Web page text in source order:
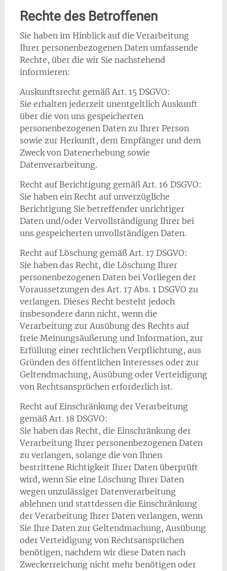
Rechte des Betroffenen
Sie haben im Hinblick auf die Verarbeitung
Ihrer personenbezogenen Daten umfassende
Rechte, über die wir Sie nachstehend
informieren:
Auskunftsrecht gemäß Art. 15 DSGVO:
Sie erhalten jederzeit unentgeltlich Auskunft
über die von uns gespeicherten
personenbezogenen Daten zu Ihrer Person
sowie zur Herkunft, dem Empfänger und dem
Zweck von Datenerhebung sowie
Datenverarbeitung.
Recht auf Berichtigung gemäß Art. 16 DSGVO:
Sie haben ein Recht auf unverzügliche
Berichtigung Sie betreffender unrichtiger
Daten und/oder Vervollständigung Ihrer bei
uns gespeicherten unvollständigen Daten.
Recht auf Löschung gemäß Art. 17 DSGVO:
Sie haben das Recht, die Löschung Ihrer
personenbezogenen Daten bei Vorliegen der
Voraussetzungen des Art. 17 Abs. 1 DSGVO zu
verlangen. Dieses Recht besteht jedoch
insbesondere dann nicht, wenn die
Verarbeitung zur Ausübung des Rechts auf
freie Meinungsäußerung und Information, zur
Erfüllung einer rechtlichen Verpflichtung, aus
Gründen des öffentlichen Interesses oder zur
Geltendmachung, Ausübung oder Verteidigung
von Rechtsansprüchen erforderlich ist.
Recht auf Einschränkung der Verarbeitung
gemäß Art. 18 DSGVO:
Sie haben das Recht, die Einschränkung der
Verarbeitung Ihrer personenbezogenen Daten
zu verlangen, solange die von Ihnen
bestrittene Richtigkeit Ihrer Daten überprüft
wird, wenn Sie eine Löschung Ihrer Daten
wegen unzulässiger Datenverarbeitung
ablehnen und stattdessen die Einschränkung
der Verarbeitung Ihrer Daten verlangen, wenn
Sie Ihre Daten zur Geltendmachung, Ausübung
oder Verteidigung von Rechtsansprüchen
benötigen, nachdem wir diese Daten nach
Zweckerreichung nicht mehr benötigen oder